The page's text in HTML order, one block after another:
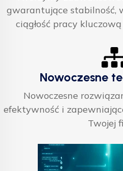
gwarantujące stabilność,
ciągłość pracy
Nowoczesne
Nowoczesne
efektywność i
Twojej